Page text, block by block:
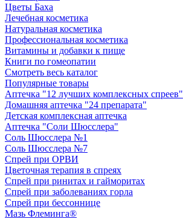
Цветы Баха
Лечебная косметика
Натуральная косметика
Профессиональная косметика
Витамины и добавки к пище
Книги по гомеопатии
Смотреть весь каталог
Популярные товары
Аптечка "12 лучших комплексных спреев"
Домашняя аптечка "24 препарата"
Детская комплексная аптечка
Аптечка "Соли Шюсслера"
Соль Шюсслера №1
Соль Шюсслера №7
Спрей при ОРВИ
Цветочная терапия в спреях
Спрей при ринитах и гайморитах
Спрей при заболеваниях горла
Спрей при бессоннице
Мазь Флеминга®